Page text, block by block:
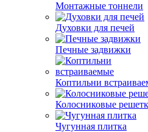
Монтажные тоннели
Духовки для печей
Печные задвижки
Коптильни
Колосниковые
Чугунная плитка